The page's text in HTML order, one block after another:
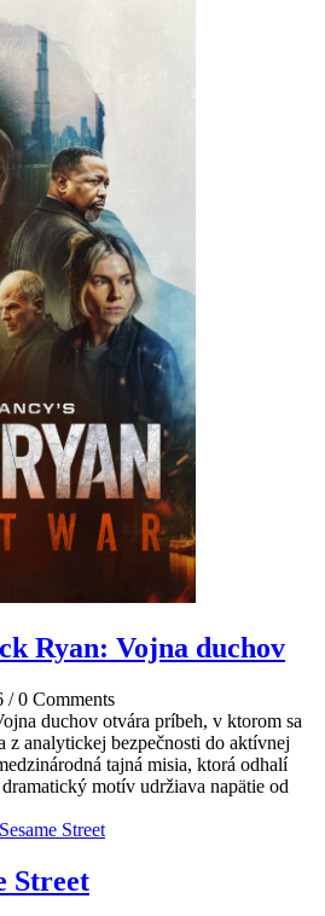
Ryan: Vojna duchov
/0 Comments
duchov otvára príbeh, v ktorom sa
z analytickej bezpečnosti do aktívnej
tajná misia, ktorá odhalí
motív udržiava napätie od
Street